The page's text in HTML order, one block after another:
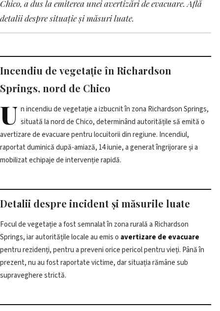
Vegetation fire near Chico
duce la avertizare de evacuare
în Richardson Springs
Chico, a dus la emiterea unei avertizări de evacuare. Află
detalii despre situație și măsuri luate.
Incendiu de vegetație în Richardson
Springs, nord de Chico
U n incendiu de vegetație a izbucnit în zona Richardson Springs,
situată la nord de Chico, determinând autoritățile să emită o
avertizare de evacuare pentru locuitorii din regiune. Incendiul,
raportat duminică după-amiază, 14 iunie, a generat îngrijorare și a
mobilizat echipaje de intervenție rapidă.
Detalii despre incident și măsurile luate
Focul de vegetație a fost semnalat în zona rurală a Richardson
Springs, iar autoritățile locale au emis o avertizare de evacuare
pentru rezidenți, pentru a preveni orice pericol pentru vieți. Până în
prezent, nu au fost raportate victime, dar situația rămâne sub
supraveghere strictă.